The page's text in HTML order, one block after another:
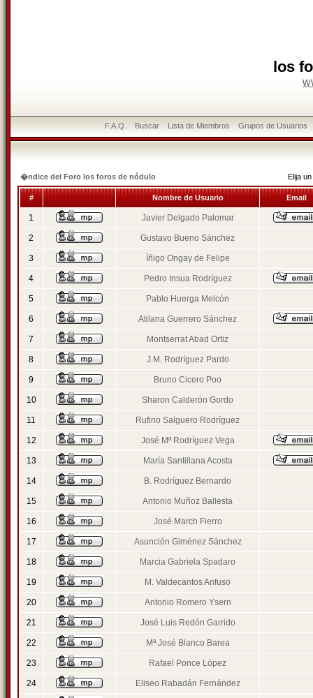
los
F.A.Q. Buscar Lista de Miembros Grupos de Usuarios
�ndice del Foro los foros de nódulo Elija
# Nombre de Usuario Email
1 Javier Delgado Palomar
2 Gustavo Bueno Sánchez
3 Íñigo Ongay de Felipe
4 Pedro Insua Rodríguez
5 Pablo Huerga Melcón
6 Atilana Guerrero Sánchez
7 Montserrat Abad Ortiz
8 J.M. Rodríguez Pardo
9 Bruno Cicero Poo
10 Sharon Calderón Gordo
11 Rufino Salguero Rodríguez
12 José Mª Rodríguez Vega
13 María Santillana Acosta
14 B. Rodríguez Bernardo
15 Antonio Muñoz Ballesta
16 José March Fierro
17 Asunción Giménez Sánchez
18 Marcia Gabriela Spadaro
19 M. Valdecantos Anfuso
20 Antonio Romero Ysern
21 José Luis Redón Garrido
22 Mª José Blanco Barea
23 Rafael Ponce López
24 Eliseo Rabadán Fernández